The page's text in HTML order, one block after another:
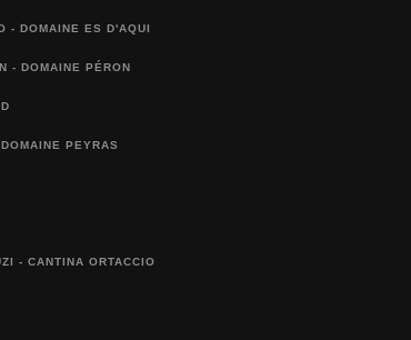
- DOMAINE ES D'AQUI
- DOMAINE PÉRON
PEYRAS
- CANTINA ORTACCIO